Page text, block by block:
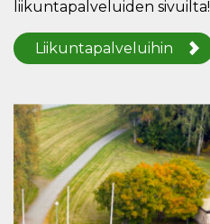
liikuntapalveluiden sivuilta!
Liikuntapalveluihin